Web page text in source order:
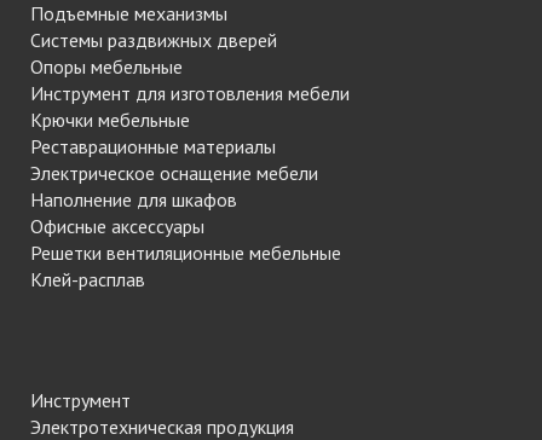
Подъемные механизмы
Системы раздвижных дверей
Опоры мебельные
Инструмент для изготовления мебели
Крючки мебельные
Реставрационные материалы
Электрическое оснащение мебели
Наполнение для шкафов
Офисные аксессуары
Решетки вентиляционные мебельные
Клей-расплав
Инструмент
Электротехническая продукция